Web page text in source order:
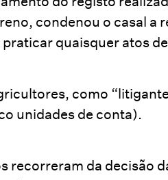
condenou o casal a
quaisquer atos
como
unidades de conta).
recorreram da decisão